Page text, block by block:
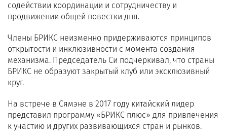
содействии координации и сотрудничеству и
продвижении общей повестки дня.
Члены БРИКС неизменно придерживаются принципов
открытости и инклюзивности с момента создания
механизма. Председатель Си подчеркивал, что страны
БРИКС не образуют закрытый клуб или эксклюзивный
круг.
На встрече в Сямэне в 2017 году китайский лидер
представил программу «БРИКС плюс» для привлечения
к участию и других развивающихся стран и рынков.